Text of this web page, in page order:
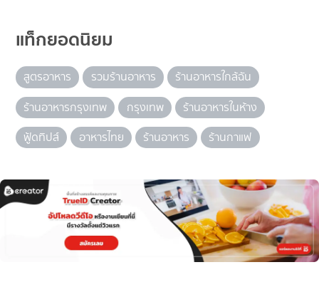
แท็กยอดนิยม
สูตรอาหาร รวมร้านอาหาร
ร้านอาหารใกล้ฉัน
ร้านอาหารกรุงเทพ
กรุงเทพ
ร้านอาหารในห้าง
ฟู้ดทิปส์
อาหารไทย ร้านอาหาร ร้านกาแฟ